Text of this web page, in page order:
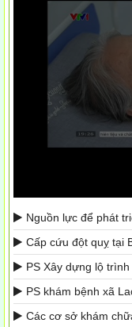
Nguồn lực để phát
Cấp cứu đột quỵ tại
PS Xây dựng lộ
PS khám bệnh xã
Các cơ sở khám